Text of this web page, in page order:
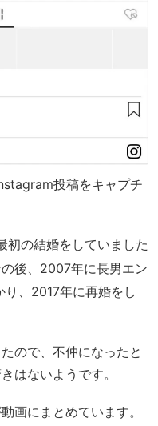
投稿をキャプチ
の結婚をしていました
後、2007年に長男エン
、2017年に再婚をし
ので、不仲になったと
はないようです。
画にまとめています。